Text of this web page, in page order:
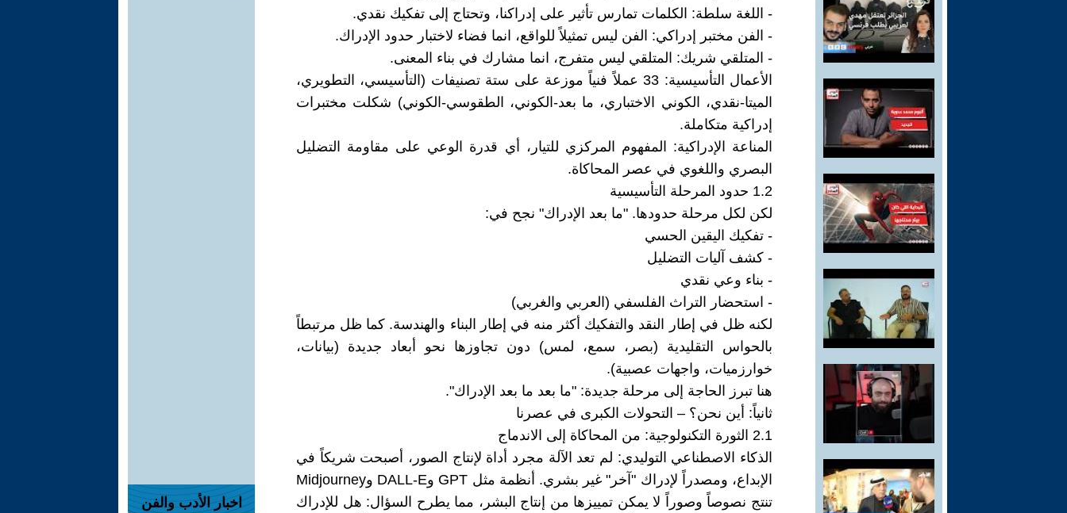
- اللغة سلطة: الكلمات تمارس تأثير على إدراكنا، وتحتاج إلى تفكيك نقدي.
- الفن مختبر إدراكي: الفن ليس تمثيلاً للواقع، انما فضاء لاختبار حدود الإدراك.
- المتلقي شريك: المتلقي ليس متفرج، انما مشارك في بناء المعنى.
الأعمال التأسيسية: 33 عملاً فنياً موزعة على ستة تصنيفات (التأسيسي، التطويري،
الميتا-نقدي، الكوني الاختباري، ما بعد-الكوني، الطقوسي-الكوني) شكلت مختبرات
إدراكية متكاملة.
المناعة الإدراكية: المفهوم المركزي للتيار، أي قدرة الوعي على مقاومة التضليل
البصري واللغوي في عصر المحاكاة.
1.2 حدود المرحلة التأسيسية
لكن لكل مرحلة حدودها. "ما بعد الإدراك" نجح في:
- تفكيك اليقين الحسي
- كشف آليات التضليل
- بناء وعي نقدي
- استحضار التراث الفلسفي (العربي والغربي)
لكنه ظل في إطار النقد والتفكيك أكثر منه في إطار البناء والهندسة. كما ظل مرتبطاً
بالحواس التقليدية (بصر، سمع، لمس) دون تجاوزها نحو أبعاد جديدة (بيانات،
خوارزميات، واجهات عصبية).
هنا تبرز الحاجة إلى مرحلة جديدة: "ما بعد ما بعد الإدراك".
ثانياً: أين نحن؟ – التحولات الكبرى في عصرنا
2.1 الثورة التكنولوجية: من المحاكاة إلى الاندماج
الذكاء الاصطناعي التوليدي: لم تعد الآلة مجرد أداة لإنتاج الصور، أصبحت شريكاً في
الإبداع، ومصدراً لإدراك "آخر" غير بشري. أنظمة مثل GPT وDALL-E وMidjourney
تنتج نصوصاً وصوراً لا يمكن تمييزها من إنتاج البشر، مما يطرح السؤال: هل للإدراك
اخبار الأدب والفن